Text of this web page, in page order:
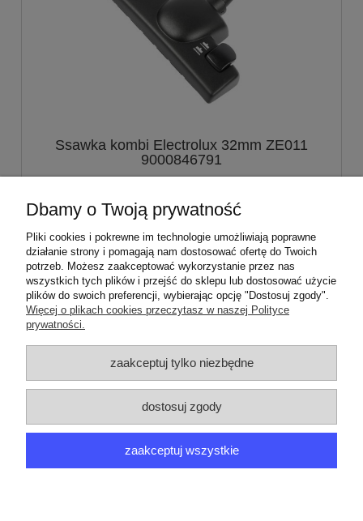
Ssawka kombi Electrolux 32mm ZE011
9000846791
59,00 zł
do koszyka
910286106 00 | XXLBOX2
910288101 00 | XXLBOX2
ZAMÓWIENIA
PRODUCENCI
MOJE KONTO
Dbamy o Twoją prywatność
Pliki cookies i pokrewne im technologie umożliwiają poprawne
działanie strony i pomagają nam dostosować ofertę do Twoich
potrzeb. Możesz zaakceptować wykorzystanie przez nas
wszystkich tych plików i przejść do sklepu lub dostosować użycie
plików do swoich preferencji, wybierając opcję "Dostosuj zgody".
Więcej o plikach cookies przeczytasz w naszej Polityce
prywatności.
zaakceptuj tylko niezbędne
dostosuj zgody
zaakceptuj wszystkie